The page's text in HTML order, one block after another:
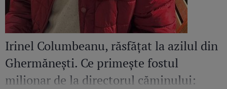
Irinel Columbeanu, răsfățat la azilul din
Ghermănești. Ce primește fostul
milionar de la directorul căminului: